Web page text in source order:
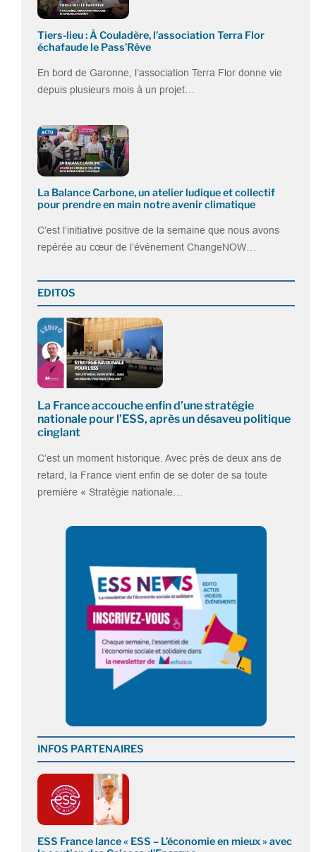
Tiers-lieu : À Couladère, l’association Terra Flor
échafaude le Pass’Rêve
En bord de Garonne, l’association Terra Flor donne vie
depuis plusieurs mois à un projet…
La Balance Carbone, un atelier ludique et collectif
pour prendre en main notre avenir climatique
C’est l’initiative positive de la semaine que nous avons
repérée au cœur de l’événement ChangeNOW…
EDITOS
La France accouche enfin d’une stratégie
nationale pour l’ESS, après un désaveu politique
cinglant
C’est un moment historique. Avec près de deux ans de
retard, la France vient enfin de se doter de sa toute
première « Stratégie nationale…
INFOS PARTENAIRES
ESS France lance « ESS – L’économie en mieux » avec